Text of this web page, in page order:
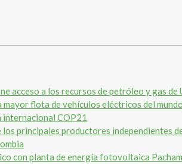
internacional COP21